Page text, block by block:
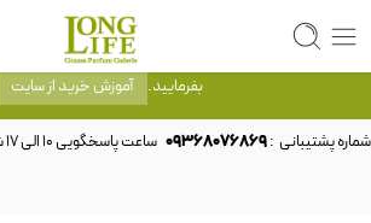
توجه! برند لانگ لایف رایحه های معروف را با شیشه و
عرضه می کند.که با انتخاب حجم هر ادکلنی می توانید
بفرمایید. آموزش خرید از سایت
شماره پشتیبانی :09368076869